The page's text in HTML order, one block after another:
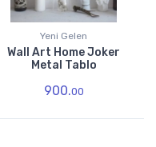
Yeni Gelen
Wall Art Home Joker
Metal Tablo
900.00